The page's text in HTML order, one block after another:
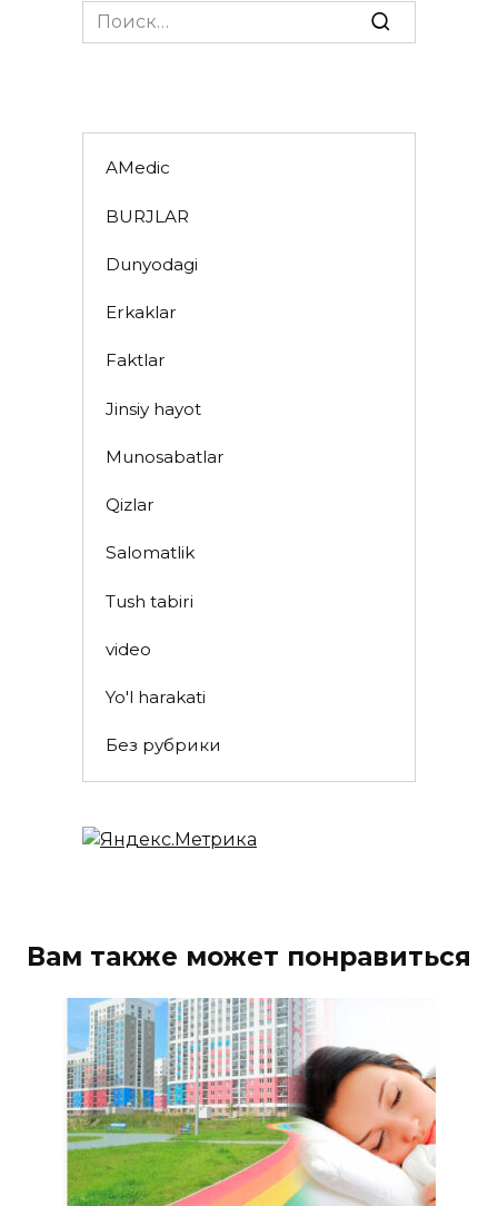
Search
for:
AMedic
BURJLAR
Dunyodagi
Erkaklar
Faktlar
Jinsiy hayot
Munosabatlar
Qizlar
Salomatlik
Tush tabiri
video
Yo'l harakati
Без рубрики
Вам также может понравиться